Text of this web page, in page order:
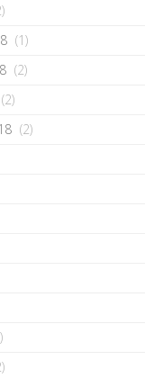
(1)
(2)
(2)
(2)